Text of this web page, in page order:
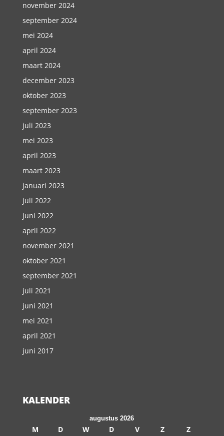
november 2024
september 2024
mei 2024
april 2024
maart 2024
december 2023
oktober 2023
september 2023
juli 2023
mei 2023
april 2023
maart 2023
januari 2023
juli 2022
juni 2022
april 2022
november 2021
oktober 2021
september 2021
juli 2021
juni 2021
mei 2021
april 2021
juni 2017
KALENDER
augustus 2026
M D W D V Z Z